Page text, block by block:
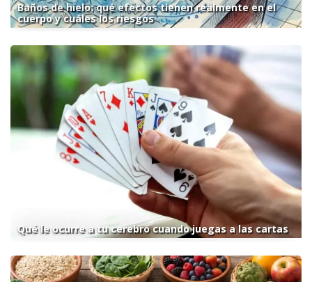
Baños de hielo: qué efectos tienen realmente en el
cuerpo y cuáles los riesgos
Qué le ocurre a tu cerebro cuando juegas a las cartas